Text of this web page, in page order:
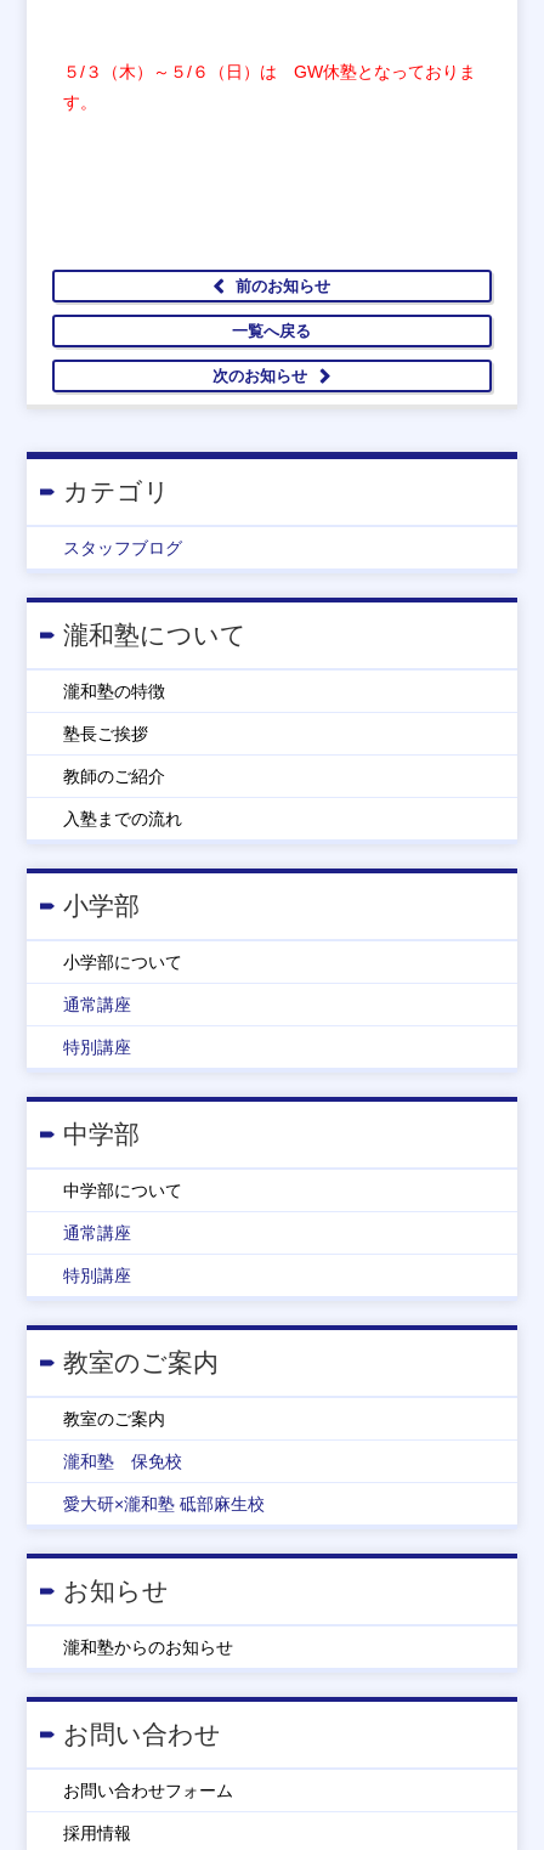
５/３（木）～５/６（日）は GW休塾となっておりま
す。
前のお知らせ
一覧へ戻る
次のお知らせ
カテゴリ
スタッフブログ
瀧和塾について
瀧和塾の特徴
塾長ご挨拶
教師のご紹介
入塾までの流れ
小学部
小学部について
通常講座
特別講座
中学部
中学部について
通常講座
特別講座
教室のご案内
教室のご案内
瀧和塾 保免校
愛大研×瀧和塾 砥部麻生校
お知らせ
瀧和塾からのお知らせ
お問い合わせ
お問い合わせフォーム
採用情報